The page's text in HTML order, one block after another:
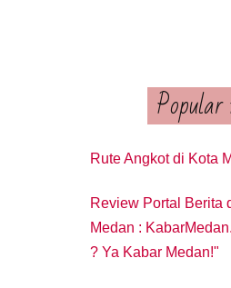
Popular
Rute Angkot di Kota
Review Portal Berita
Medan :
? Ya Kabar Medan!"